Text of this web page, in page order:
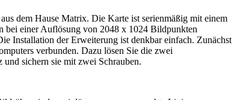
dem Hause Matrix. Die Karte ist serienmäßig mit einem
bei einer Auflösung von 2048 x 1024 Bildpunkten
Installation der Erweiterung ist denkbar einfach. Zunächst
verbunden. Dazu lösen Sie die zwei
sichern sie mit zwei Schrauben.